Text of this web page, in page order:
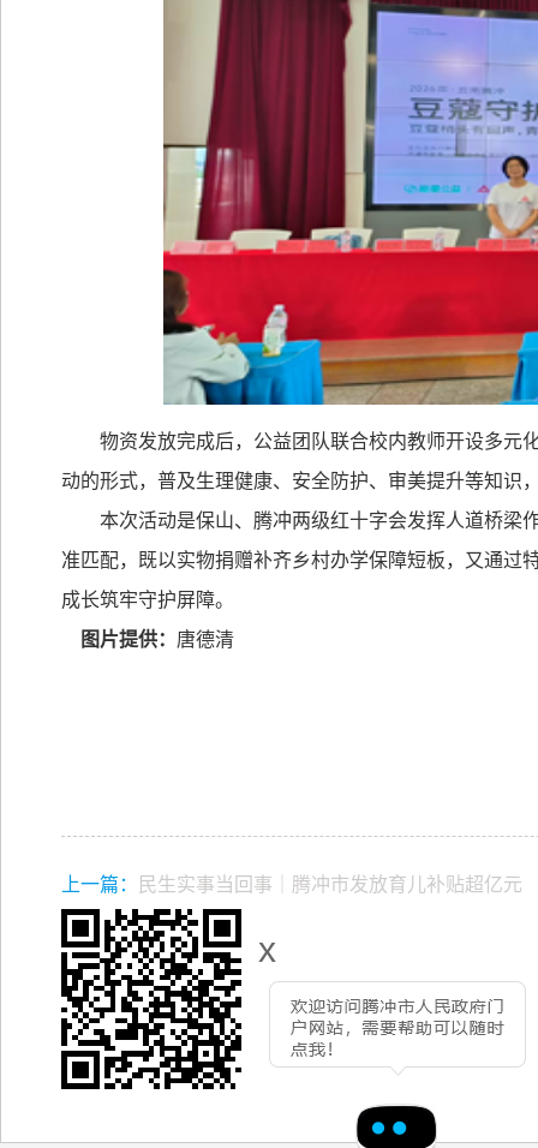
x
物资发放完成后，公益团队联合校内教师开设多元
动的形式，普及生理健康、安全防护、审美提升等知识
本次活动是保山、腾冲两级红十字会发挥人道桥梁
准匹配，既以实物捐赠补齐乡村办学保障短板，又通过
成长筑牢守护屏障。
图片提供： 唐德清
上一篇： 民生实事当回事｜腾冲市发放育儿补贴超亿元